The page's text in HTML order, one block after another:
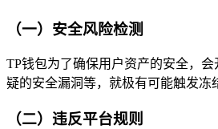
（一）安全风险检测
TP钱包为了确保用户资产的安全，
疑的安全漏洞等，就极有可能触发冻
（二）违反平台规则